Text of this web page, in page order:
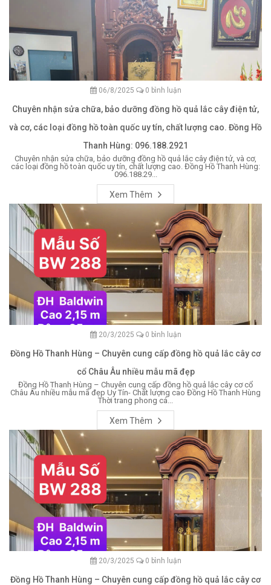
06/8/2025 0 bình luận
Chuyên nhận sửa chữa, bảo dưỡng đồng hồ quả lắc cây điện tử,
và cơ, các loại đồng hồ toàn quốc uy tín, chất lượng cao. Đồng Hồ
Thanh Hùng: 096.188.2921
Chuyên nhận sửa chữa, bảo dưỡng đồng hồ quả lắc cây điện tử, và cơ,
các loại đồng hồ toàn quốc uy tín, chất lượng cao. Đồng Hồ Thanh Hùng:
096.188.29...
Xem Thêm
20/3/2025 0 bình luận
Đồng Hồ Thanh Hùng – Chuyên cung cấp đồng hồ quả lắc cây cơ
cổ Châu Âu nhiều mẫu mã đẹp
Đồng Hồ Thanh Hùng – Chuyên cung cấp đồng hồ quả lắc cây cơ cổ
Châu Âu nhiều mẫu mã đẹp Uy Tín- Chất lượng cao Đồng Hồ Thanh Hùng
Thời trang phong cá...
Xem Thêm
20/3/2025 0 bình luận
Đồng Hồ Thanh Hùng – Chuyên cung cấp đồng hồ quả lắc cây cơ